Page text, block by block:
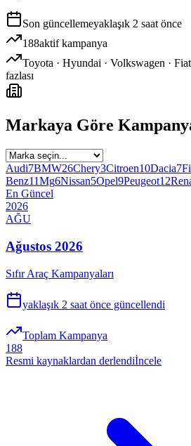
Son güncellemeyaklaşık 2 saat önce
188aktif kampanya
Toyota · Hyundai · Volkswagen ·
fazlası
Markaya Göre
Audi7BMW26Chery3Citroen10Dacia7
Benz11Mg6Nissan5Opel9Peugeot12
En Güncel
2026
AĞU
Ağustos 2026
Sıfır Araç Kampanyaları
yaklaşık 2 saat önce güncellendi
Toplam Kampanya
188
Resmi kaynaklardan derlendiİncele